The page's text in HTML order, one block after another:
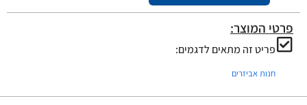
פרטי המוצר:
פריט זה מתאים לדגמים:
חנות אביזרים